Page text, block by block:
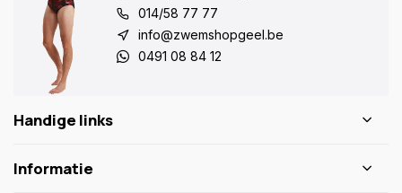
014/58 77 77
info@zwemshopgeel.be
0491 08 84 12
Handige links
Informatie